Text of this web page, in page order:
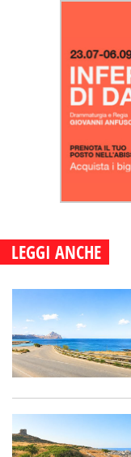
LEGGI ANCHE